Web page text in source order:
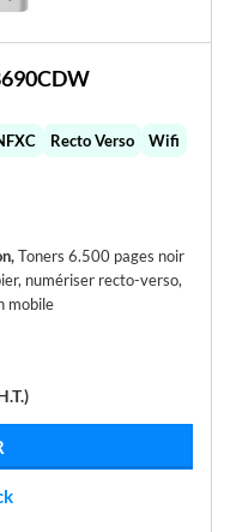
Recto Verso Wifi
Toners 6.500 pages noir
numériser recto-verso,
mobile
: